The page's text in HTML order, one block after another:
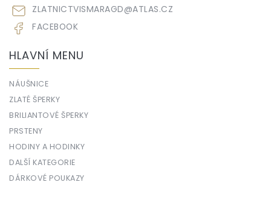
ZLATNICTVISMARAGD@ATLAS.CZ
FACEBOOK
HLAVNÍ MENU
NÁUŠNICE
ZLATÉ ŠPERKY
BRILIANTOVÉ ŠPERKY
PRSTENY
HODINY A HODINKY
DALŠÍ KATEGORIE
DÁRKOVÉ POUKAZY